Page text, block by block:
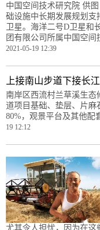
中国空间技术研究院 供
础设施中长期发展规划支
卫星。海洋二号D卫星和
团有限公司所属中国空间
2021-05-19 12:39
上接南山步道下接长
南岸区西流村兰草溪生态
道项目基础、垫层、片麻
80%，观景平台及其他配
19 12:12
尤其令人担忧，因为在这